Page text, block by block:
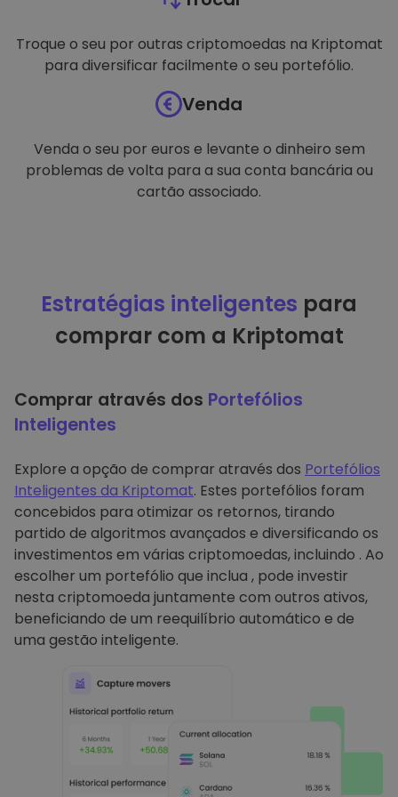
Troque o seu por outras criptomoedas na Kriptomat
para diversificar facilmente o seu portefólio.
Venda
Venda o seu por euros e levante o dinheiro sem
problemas de volta para a sua conta bancária ou
cartão associado.
Estratégias inteligentes para
comprar com a Kriptomat
Comprar através dos Portefólios
Inteligentes
Explore a opção de comprar através dos Portefólios
Inteligentes da Kriptomat. Estes portefólios foram
concebidos para otimizar os retornos, tirando
partido de algoritmos avançados e diversificando os
investimentos em várias criptomoedas, incluindo . Ao
escolher um portefólio que inclua , pode investir
nesta criptomoeda juntamente com outros ativos,
beneficiando de um reequilíbrio automático e de
uma gestão inteligente.